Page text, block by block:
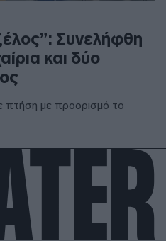
Συνελήφθη
και δύο
πτήση με προορισμό το